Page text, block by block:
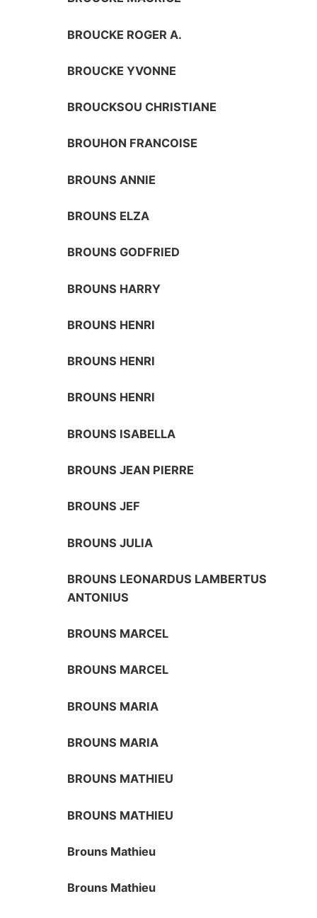
BROUCKE ROGER A.
BROUCKE YVONNE
BROUCKSOU CHRISTIANE
BROUHON FRANCOISE
BROUNS ANNIE
BROUNS ELZA
BROUNS GODFRIED
BROUNS HARRY
BROUNS HENRI
BROUNS HENRI
BROUNS HENRI
BROUNS ISABELLA
BROUNS JEAN PIERRE
BROUNS JEF
BROUNS JULIA
BROUNS LEONARDUS LAMBERTUS
ANTONIUS
BROUNS MARCEL
BROUNS MARCEL
BROUNS MARIA
BROUNS MARIA
BROUNS MATHIEU
BROUNS MATHIEU
Brouns Mathieu
Brouns Mathieu